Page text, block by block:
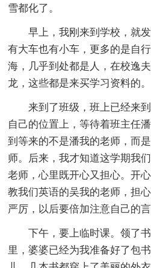
雪都化了。
早上，我刚来到学校，就
有大车也有小车，更多的是自
海，几乎到处都是人，在校逸
龙，这些都是来买学习资料的。
来到了班级，班上已经来
自己的位置上，等待着班主任
到等来的不是潘我的老师，而
师。后来，我才知道这学期我
老师，心里既开心又担心。开
教我们英语的吴我的老师，担
严厉，以后要倍加注意自己的
下午，要上临时课。领了
里，婆婆已经为我准备好了包